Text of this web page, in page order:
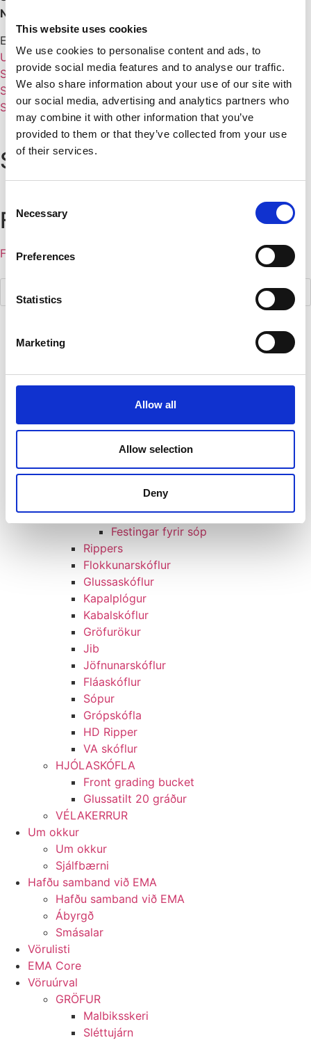
This website uses cookies
We use cookies to personalise content and ads, to
provide social media features and to analyse our traffic.
We also share information about your use of our site with
our social media, advertising and analytics partners who
may combine it with other information that you’ve
provided to them or that they’ve collected from your use
of their services.
Selection
Necessary
Preferences
Statistics
Marketing
Allow all
Allow selection
Deny
Netfang:
EMA
Um okkur
Stefna
Sjálfbærni
Skilmálar og skilyrði
STOLTUR MEÐLIMUR
FYLGDU OKKUR:
Facebook Instagram
Products
search
Sléttujárn
Sléttujárn
Sléttujárn
HD Grjótaskóflur
Ýmsar festingar
Festingar fyrir sóp
Rippers
Flokkunarskóflur
Glussaskóflur
Kapalplógur
Kabalskóflur
Gröfurökur
Jib
Jöfnunarskóflur
Fláaskóflur
Sópur
Grópskófla
HD Ripper
VA skóflur
HJÓLASKÓFLA
Front grading bucket
Glussatilt 20 gráður
VÉLAKERRUR
Um okkur
Um okkur
Sjálfbærni
Hafðu samband við EMA
Hafðu samband við EMA
Ábyrgð
Smásalar
Vörulisti
EMA Core
Vöruúrval
GRÖFUR
Malbiksskeri
Sléttujárn